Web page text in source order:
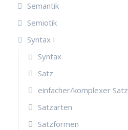
Semantik
Semiotik
Syntax I
Syntax
Satz
einfacher/komplexer Satz
Satzarten
Satzformen